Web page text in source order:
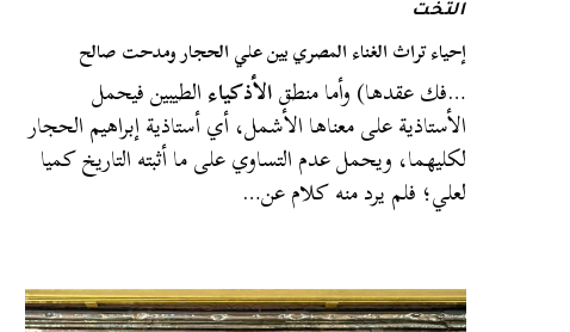
التخت
إحياء تراث الغناء المصري بين علي الحجار ومدحت صالح
…فك عقدها) وأما منطقالأذكياءالطيبين فيحمل
الأستاذية على معناها الأشمل، أي أستاذية إبراهيم الحجار
لكليهما، ويحمل عدم التساوي على ما أثبته التاريخ كميا
لعلي؛ فلم يرد منه كلام عن…